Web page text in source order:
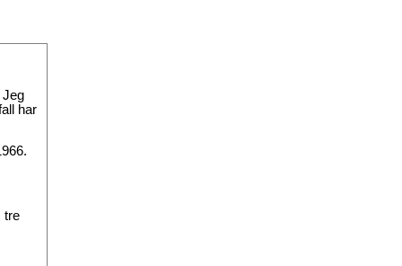
Jeg
har
tre